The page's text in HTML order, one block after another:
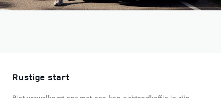
Rustige start